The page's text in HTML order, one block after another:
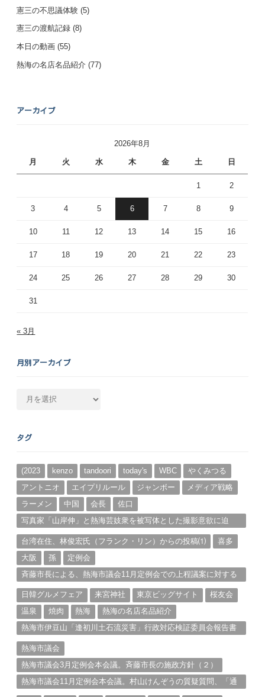
憲三の不思議体験 (5)
憲三の渡航記録 (8)
本日の動画 (55)
熱海の名店名品紹介 (77)
アーカイブ
2026年8月
月 火 水 木 金 土 日
1 2
3 4 5 6 7 8 9
10 11 12 13 14 15 16
17 18 19 20 21 22 23
24 25 26 27 28 29 30
31
« 3月
月別アーカイブ
カ
ブ
タグ
(2023 kenzo tandoori today's WBC
やくみつる
アントニオ
エイプリルール ジャンボー
メディア戦略
ラーメン
中国 会長
佐口
写真家「山岸伸」と熱海芸妓衆を被写体とした撮影意欲に迫
台湾在住、林俊宏氏（フランク・リン）からの投稿⑴
喜多
大阪
孫
定例会
斉藤市長による、熱海市議会11月定例会での上程議案に対する
日韓グルメフェア
来宮神社 東京ビッグサイト
桜友会
温泉
焼肉 熱海
熱海の名店名品紹介
熱海市伊豆山「逢初川土石流災害」行政対応検証委員会報告書
熱海市議会
熱海市議会3月定例会本会議。斉藤市長の施政方針（２）
熱海市議会11月定例会本会議。村山けんぞうの質疑質問、「通